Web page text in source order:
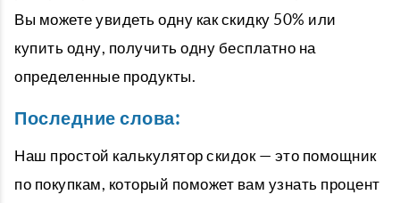
Вы можете увидеть одну как скидку 50% или
купить одну, получить одну бесплатно на
определенные продукты.
Последние слова:
Наш простой калькулятор скидок — это помощник
по покупкам, который поможет вам узнать процент